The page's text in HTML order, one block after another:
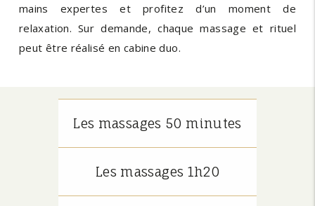
mains expertes et profitez d’un moment de
relaxation. Sur demande, chaque massage et rituel
peut être réalisé en cabine duo.
Les massages 50 minutes
Les massages 1h20